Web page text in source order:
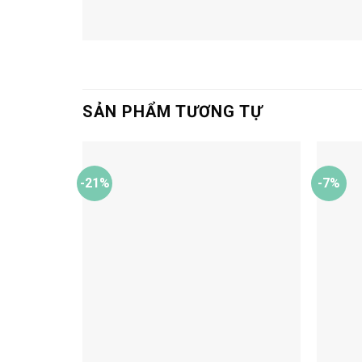
SẢN PHẨM TƯƠNG TỰ
-21% -7%